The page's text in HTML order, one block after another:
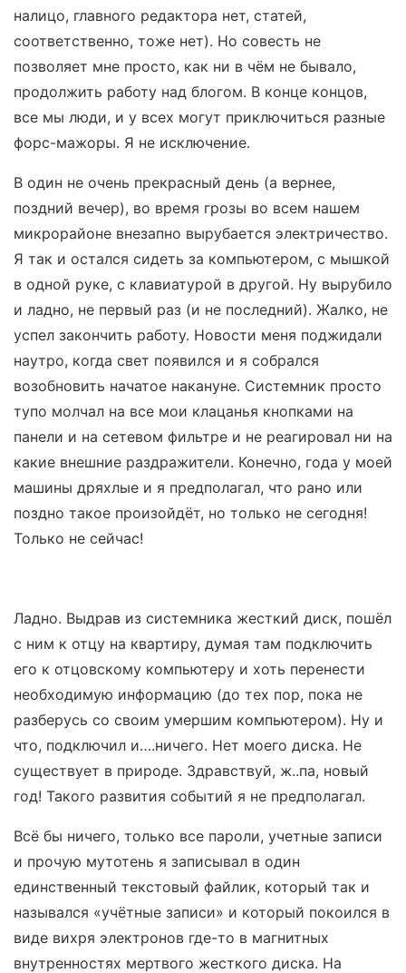
налицо, главного редактора нет, статей,
соответственно, тоже нет). Но совесть не
позволяет мне просто, как ни в чём не бывало,
продолжить работу над блогом. В конце концов,
все мы люди, и у всех могут приключиться разные
форс-мажоры. Я не исключение.
В один не очень прекрасный день (а вернее,
поздний вечер), во время грозы во всем нашем
микрорайоне внезапно вырубается электричество.
Я так и остался сидеть за компьютером, с мышкой
в одной руке, с клавиатурой в другой. Ну вырубило
и ладно, не первый раз (и не последний). Жалко, не
успел закончить работу. Новости меня поджидали
наутро, когда свет появился и я собрался
возобновить начатое накануне. Системник просто
тупо молчал на все мои клацанья кнопками на
панели и на сетевом фильтре и не реагировал ни на
какие внешние раздражители. Конечно, года у моей
машины дряхлые и я предполагал, что рано или
поздно такое произойдёт, но только не сегодня!
Только не сейчас!
Ладно. Выдрав из системника жесткий диск, пошёл
с ним к отцу на квартиру, думая там подключить
его к отцовскому компьютеру и хоть перенести
необходимую информацию (до тех пор, пока не
разберусь со своим умершим компьютером). Ну и
что, подключил и….ничего. Нет моего диска. Не
существует в природе. Здравствуй, ж..па, новый
год! Такого развития событий я не предполагал.
Всё бы ничего, только все пароли, учетные записи
и прочую мутотень я записывал в один
единственный текстовый файлик, который так и
назывался «учётные записи» и который покоился в
виде вихря электронов где-то в магнитных
внутренностях мертвого жесткого диска. На